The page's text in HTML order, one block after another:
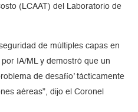
(LCAAT) del Laboratorio de
de múltiples capas en
IA/ML y demostró que un
de desafío’ tácticamente
aéreas”, dijo el Coronel